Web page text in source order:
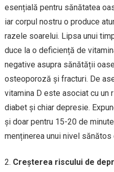
esențială pentru sănătatea
iar corpul nostru o produce
razele soarelui. Lipsa unui
duce la o deficiență de
negative asupra sănătății
osteoporoză și fracturi. De
vitamina D este asociat cu un
diabet și chiar depresie.
și doar pentru 15-20 de
menținerea unui nivel sănătos
Creșterea riscului de